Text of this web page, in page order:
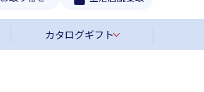
カタログギフト